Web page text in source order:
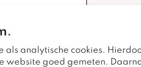
De
.
als analytische cookies.
website goed gemeten.